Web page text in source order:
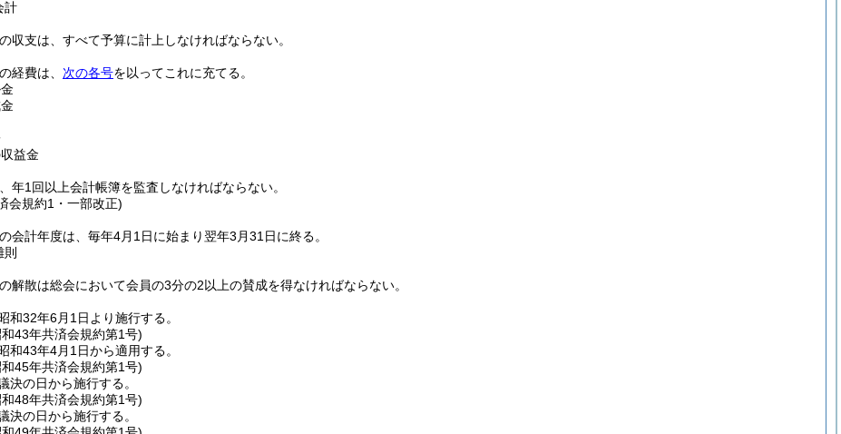
計
収支は、すべて予算に計上しなければならない。
経費は、 次の各号を以ってこれに充てる。
益金
年1回以上会計帳簿を監査しなければならない。
会規約1・一部改正)
会計年度は、毎年4月1日に始まり翌年3月31日に終る。
則
解散は総会において会員の3分の2以上の賛成を得なければならない。
和32年6月1日より施行する。
43年共済会規約第1号)
和43年4月1日から適用する。
45年共済会規約第1号)
決の日から施行する。
48年共済会規約第1号)
決の日から施行する。